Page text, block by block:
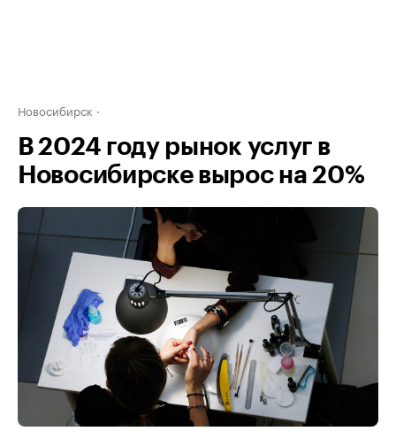
Новосибирск
В 2024 году рынок услуг в
Новосибирске вырос на 20%